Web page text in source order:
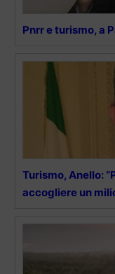
Pnrr e turismo, a
Turismo, Anello:
accogliere un